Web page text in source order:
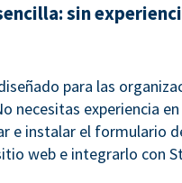
sin
para las
necesitas experiencia
e instalar el formulario
web e integrarlo con